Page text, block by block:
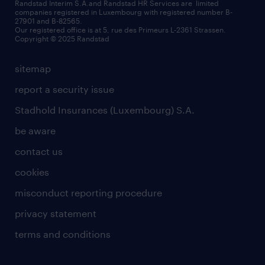
request a call back
HR news
Wiltz
sitemap
report a security issue
Stadhold Insurances (Luxembourg) S.A.
be aware
contact us
cookies
misconduct reporting procedure
privacy statement
terms and conditions
Randstad Interim S.A.and Randstad HR Services are limited
companies registered in Luxembourg with registered number B-
27901 and B-82565.
Our registered office is at 5, rue des Primeurs L-2361 Strassen.
Copyright © 2025 Randstad